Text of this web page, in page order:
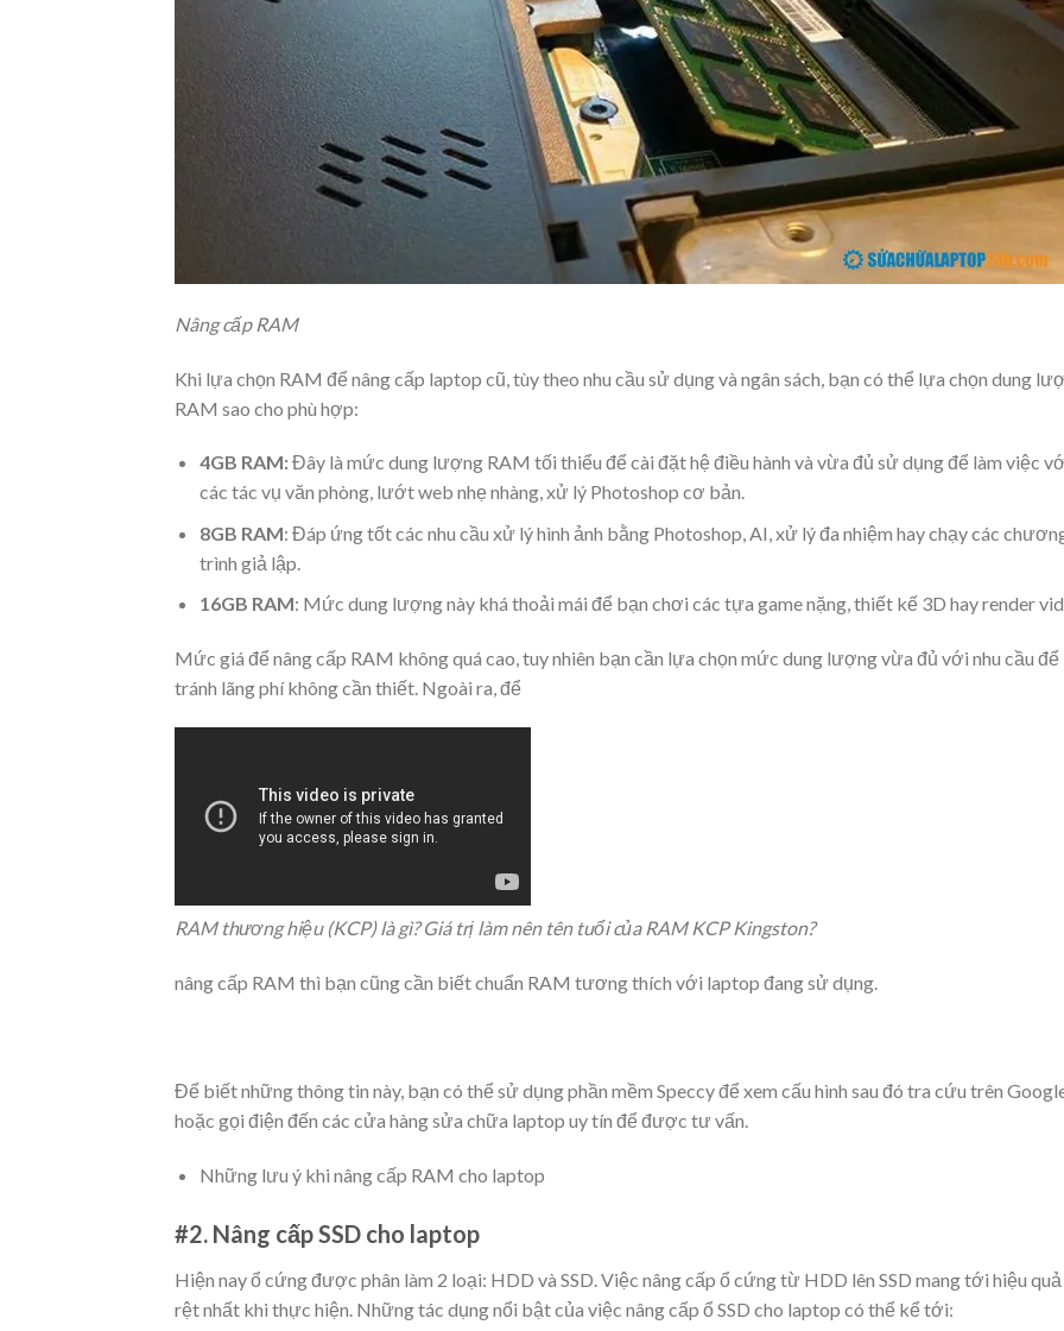
Nâng cấp RAM
Khi lựa chọn RAM để nâng cấp laptop cũ, tùy theo nhu cầu sử dụng và ngân sách, bạn có thể lựa chọn dung
RAM sao cho phù hợp:
4GB RAM:Đây là mức dung lượng RAM tối thiểu để cài đặt hệ điều hành và vừa đủ sử dụng để làm việc
các tác vụ văn phòng, lướt web nhẹ nhàng, xử lý Photoshop cơ bản.
8GB RAM: Đáp ứng tốt các nhu cầu xử lý hình ảnh bằng Photoshop, AI, xử lý đa nhiệm hay chạy các
trình giả lập.
16GB RAM: Mức dung lượng này khá thoải mái để bạn chơi các tựa game nặng, thiết kế 3D hay render
Mức giá để nâng cấp RAM không quá cao, tuy nhiên bạn cần lựa chọn mức dung lượng vừa đủ với nhu cầu để
tránh lãng phí không cần thiết. Ngoài ra, để
RAM thương hiệu (KCP) là gì? Giá trị làm nên tên tuổi của RAM KCP Kingston?
nâng cấp RAM thì bạn cũng cần biết chuẩn RAM tương thích với laptop đang sử dụng.
Để biết những thông tin này, bạn có thể sử dụng phần mềm Speccyđể xem cấu hình sau đó tra cứu trên
hoặc gọi điện đến các cửa hàng sửa chữa laptop uy tín để được tư vấn.
Những lưu ý khi nâng cấp RAM cho laptop
#2. Nâng cấp SSD cho laptop
Hiện nay ổ cứng được phân làm 2 loại: HDD và SSD. Việc nâng cấp ổ cứng từ HDD lên SSD mang tới hiệu
rệt nhất khi thực hiện. Những tác dụng nổi bật của việc nâng cấp ổ SSD cho laptop có thể kể tới: